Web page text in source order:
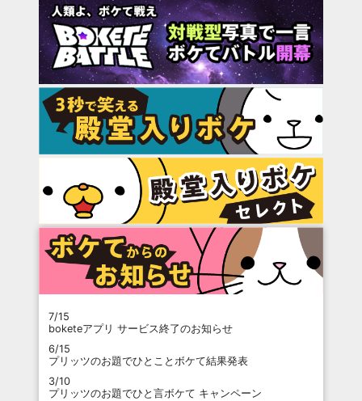
7/15
boketeアプリ サービス終了のお知らせ
6/15
プリッツのお題でひとことボケて結果発表
3/10
プリッツのお題でひと言ボケて キャンペーン